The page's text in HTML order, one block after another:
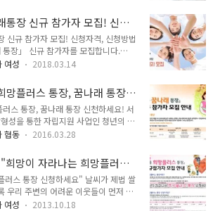
및 시민의 후원금 등으로 적립 지원하
장려금은 주거, 결혼, 교육, 창업 목
. ■ 저축 가능 금액 및 지원내용은 다
배 청년통장」 신청자격은? ■ 다음
하는 경우 신청 가능합니다. 1. 공고
만 34세 이하 서울시 거주자 ※ 1..
통장 신규 참가자 모집! 신청
!
신규 참가자 모집! 신청자격, 신청방법
장」 신규 참가자를 모집합니다.
격, 신청방법에 대해 자세히 알아봐
동일한 금액(생계, 의료급여 수급자) 또
수급자 및 비수급자)을 서울시 예산
지원하여 드리는 통장입니다. ※ 매칭
련 목정의 저축액에 지원됩니다. ▶ 저
다음과 같습니다. ※ 12만 원의 경우
▶ 다음 1~3 자격요건에 모두 해당하
여성 2018.03.14
망플러스 통장, 꿈나래 통장
스 통장, 꿈나래 통장 신천하세요! 서
성을 통한 자립지원 사업인 청년의 꿈
년통장' 500명, '희망플러스 통장' 200
청자격, 방법에 대해 알아볼까요 ~
망플러스 통장, 꿈나래 통장 모집■ 모
통장 500명, 희망플러스 200명, 꿈나
년 3월 25일(금) ~ 4월 14일(목),
격 구 분 청년통장 희망플러스통장
협동 2016.03.28
망이 자라나는 희망플러스
러스 통장 신청하세요" 날씨가 제법 쌀
우리 주변의 어려운 이웃들이 먼저 생
에게 희망과 사랑을 드릴 수 있는 방
여성 2013.10.18